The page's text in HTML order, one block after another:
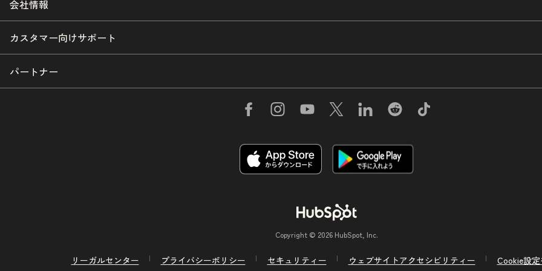
会社情報
カスタマー向けサポート
パートナー
Copyright © 2026 HubSpot, Inc.
リーガルセンター プライバシーポリシー セキュリティー ウェブサイトアクセシビリティー Cookie設